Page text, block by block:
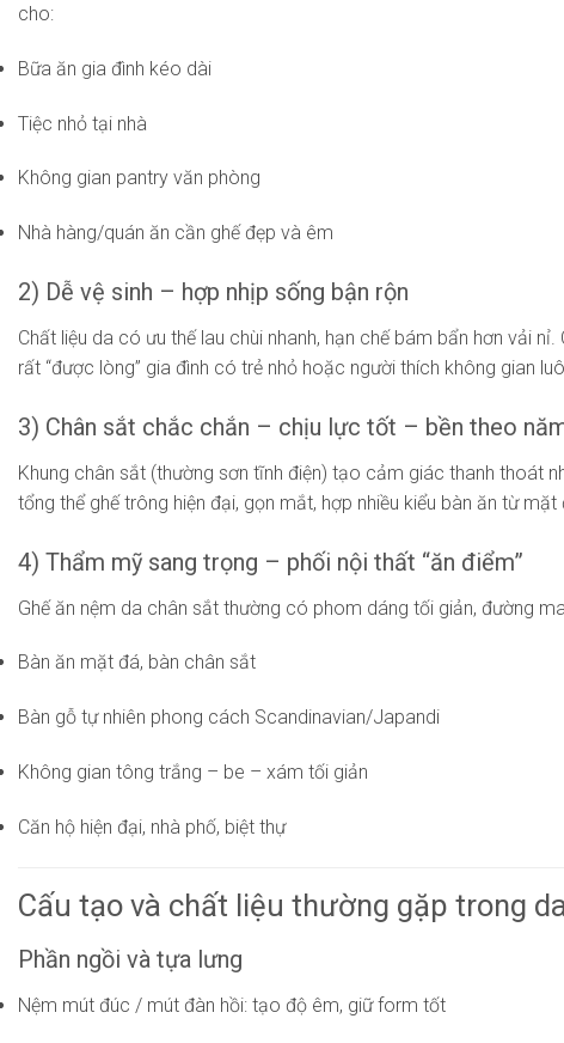
cho:
Bữa ăn gia đình kéo dài
Tiệc nhỏ tại nhà
Không gian pantry văn phòng
Nhà hàng/quán ăn cần ghế đẹp và êm
2) Dễ vệ sinh – hợp nhịp sống bận rộn
Chất liệu da có ưu thế lau chùi nhanh, hạn chế bám bẩn hơn vải
rất “được lòng” gia đình có trẻ nhỏ hoặc người thích không gian
3) Chân sắt chắc chắn – chịu lực tốt – bền theo
Khung chân sắt (thường sơn tĩnh điện) tạo cảm giác thanh thoát
tổng thể ghế trông hiện đại, gọn mắt, hợp nhiều kiểu bàn ăn từ mặt
4) Thẩm mỹ sang trọng – phối nội thất “ăn điểm”
Ghế ăn nệm da chân sắt thường có phom dáng tối giản, đường
Bàn ăn mặt đá, bàn chân sắt
Bàn gỗ tự nhiên phong cách Scandinavian/Japandi
Không gian tông trắng – be – xám tối giản
Căn hộ hiện đại, nhà phố, biệt thự
Cấu tạo và chất liệu thường gặp trong
Phần ngồi và tựa lưng
Nệm mút đúc / mút đàn hồi: tạo độ êm, giữ form tốt